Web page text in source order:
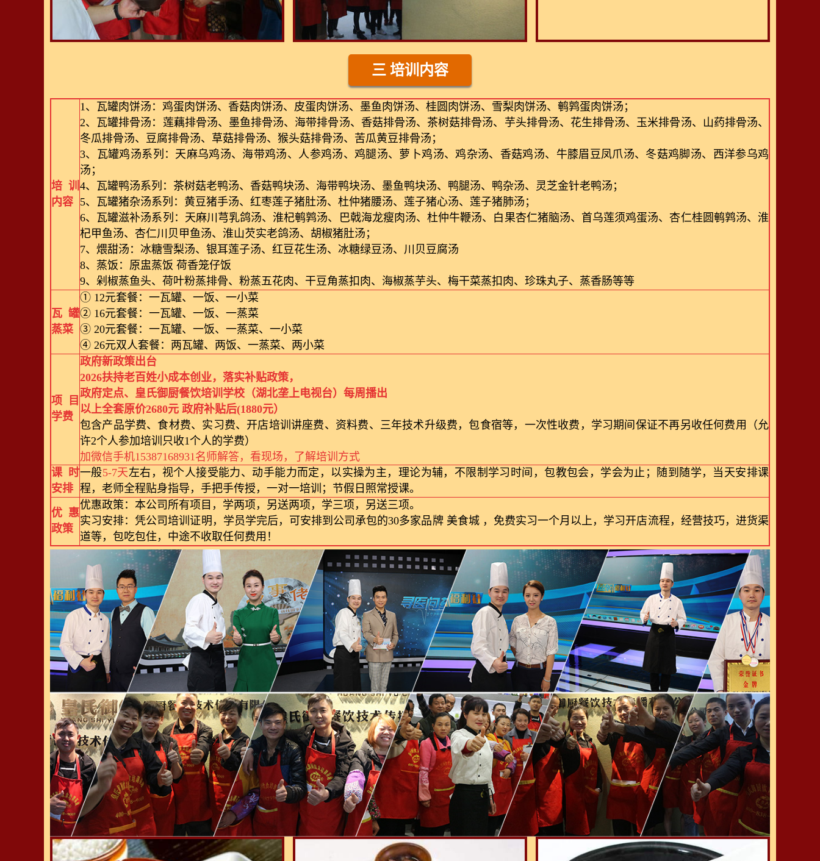
三 培训内容
培训
内容
1、瓦罐肉饼汤：鸡蛋肉饼汤、香菇肉饼汤、皮蛋肉饼汤、墨鱼肉饼汤、桂圆肉饼汤、雪梨肉饼汤、鹌鹑蛋肉饼汤；
2、瓦罐排骨汤：莲藕排骨汤、墨鱼排骨汤、海带排骨汤、香菇排骨汤、茶树菇排骨汤、芋头排骨汤、花生排骨汤、玉米排骨汤、山药排骨汤、
冬瓜排骨汤、豆腐排骨汤、草菇排骨汤、猴头菇排骨汤、苦瓜黄豆排骨汤；
3、瓦罐鸡汤系列：天麻乌鸡汤、海带鸡汤、人参鸡汤、鸡腿汤、萝卜鸡汤、鸡杂汤、香菇鸡汤、牛膝眉豆凤爪汤、冬菇鸡脚汤、西洋参乌鸡
汤；
4、瓦罐鸭汤系列：茶树菇老鸭汤、香菇鸭块汤、海带鸭块汤、墨鱼鸭块汤、鸭腿汤、鸭杂汤、灵芝金针老鸭汤；
5、瓦罐猪杂汤系列：黄豆猪手汤、红枣莲子猪肚汤、杜仲猪腰汤、莲子猪心汤、莲子猪肺汤；
6、瓦罐滋补汤系列：天麻川芎乳鸽汤、淮杞鹌鹑汤、巴戟海龙瘦肉汤、杜仲牛鞭汤、白果杏仁猪脑汤、首乌莲须鸡蛋汤、杏仁桂圆鹌鹑汤、淮
杞甲鱼汤、杏仁川贝甲鱼汤、淮山芡实老鸽汤、胡椒猪肚汤；
7、煨甜汤：冰糖雪梨汤、银耳莲子汤、红豆花生汤、冰糖绿豆汤、川贝豆腐汤
8、蒸饭：原盅蒸饭 荷香笼仔饭
9、剁椒蒸鱼头、荷叶粉蒸排骨、粉蒸五花肉、干豆角蒸扣肉、海椒蒸芋头、梅干菜蒸扣肉、珍珠丸子、蒸香肠等等
瓦罐
蒸菜
① 12元套餐：一瓦罐、一饭、一小菜
② 16元套餐：一瓦罐、一饭、一蒸菜
③ 20元套餐：一瓦罐、一饭、一蒸菜、一小菜
④ 26元双人套餐：两瓦罐、两饭、一蒸菜、两小菜
项目
学费
政府新政策出台
2026扶持老百姓小成本创业，落实补贴政策，
政府定点、皇氏御厨餐饮培训学校（湖北垄上电视台）每周播出
以上全套原价2680元 政府补贴后(1880元）
包含产品学费、食材费、实习费、开店培训讲座费、资料费、三年技术升级费，包食宿等，一次性收费，学习期间保证不再另收任何费用（允
许2个人参加培训只收1个人的学费）
加微信手机15387168931名师解答，看现场，了解培训方式
课时
安排
一般5-7天左右，视个人接受能力、动手能力而定，以实操为主，理论为辅，不限制学习时间，包教包会，学会为止；随到随学，当天安排课
程，老师全程贴身指导，手把手传授，一对一培训；节假日照常授课。
优惠
政策
优惠政策：本公司所有项目，学两项，另送两项，学三项，另送三项。
实习安排：凭公司培训证明，学员学完后，可安排到公司承包的30多家品牌 美食城 ，免费实习一个月以上，学习开店流程，经营技巧，进货渠
道等，包吃包住，中途不收取任何费用！